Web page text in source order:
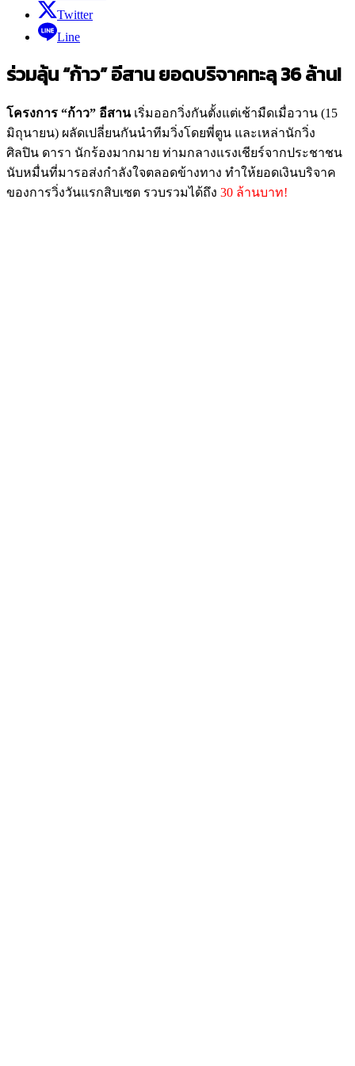
Twitter
Line
ร่วมลุ้น “ก้าว” อีสาน ยอดบริจาคทะลุ 36 ล้าน!
โครงการ “ก้าว” อีสาน เริ่มออกวิ่งกันตั้งแต่เช้ามืดเมื่อวาน (15
มิถุนายน) ผลัดเปลี่ยนกันนำทีมวิ่งโดยพี่ตูน และเหล่านักวิ่ง
ศิลปิน ดารา นักร้องมากมาย ท่ามกลางแรงเชียร์จากประชาชน
นับหมื่นที่มารอส่งกำลังใจตลอดข้างทาง ทำให้ยอดเงินบริจาค
ของการวิ่งวันแรกสิบเซต รวบรวมได้ถึง 30 ล้านบาท!